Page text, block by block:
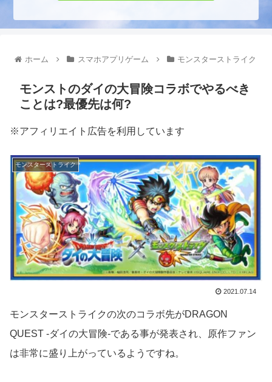
ホーム スマホアプリゲーム モンスターストライク
モンストのダイの大冒険コラボでやるべき
ことは?最優先は何?
※アフィリエイト広告を利用しています
モンスターストライク
2021.07.14
モンスターストライクの次のコラボ先がDRAGON
QUEST -ダイの大冒険-である事が発表され、原作ファン
は非常に盛り上がっているようですね。